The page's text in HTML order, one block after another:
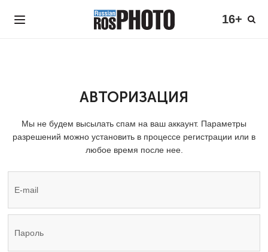
16+
АВТОРИЗАЦИЯ
Мы не будем высылать спам на ваш аккаунт. Параметры
разрешений можно установить в процессе регистрации или в
любое время после нее.